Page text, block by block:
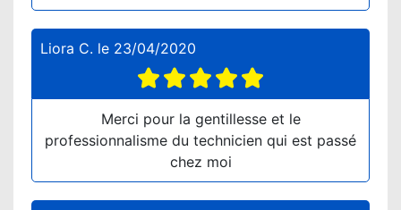
Liora C. le 23/04/2020
Merci pour la gentillesse et le
professionnalisme du technicien qui est passé
chez moi